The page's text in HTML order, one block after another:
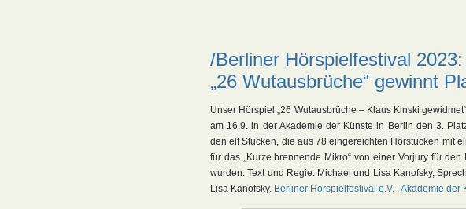
/Berliner Hörspielfestival
„26 Wutausbrüche“ gewinnt
Unser Hörspiel „26 Wutausbrüche – Klaus Kinski
am 16.9. in der Akademie der Künste in Berlin den 3.
den elf Stücken, die aus 78 eingereichten Hörstücken mit
für das „Kurze brennende Mikro“ von einer Vorjury für
wurden. Text und Regie: Michael und Lisa Kanofsky,
Lisa Kanofsky. Berliner Hörspielfestival e.V. ,Akademie der